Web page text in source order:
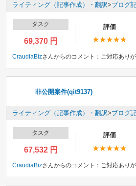
ライティング（記事作成）・翻訳>ブログ
タスク
69,370 円
評価
CraudiaBizさんからのコメント： ご対応あり
非公開案件(qit9137)
ライティング（記事作成）・翻訳>ブログ
タスク
67,532 円
評価
CraudiaBizさんからのコメント： ご対応あり